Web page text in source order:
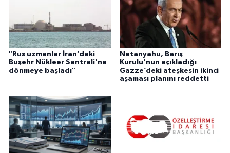
"Rus uzmanlar İran’daki
Buşehr Nükleer Santrali'ne
dönmeye başladı"
Netanyahu, Barış
Kurulu'nun açıkladığı
Gazze’deki ateşkesin ikinci
aşaması planını reddetti